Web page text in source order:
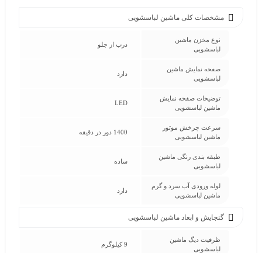
مشخصات کلی ماشین لباسشویی
نوع مخزن ماشین
لباسشویی
درب از جلو
صفحه نمایش ماشین
لباسشویی
دارد
توضیحات صفحه نمایش
ماشین لباسشویی
LED
سرعت چرخش موتور
ماشین لباسشویی
1400 دور در دقیقه
طبقه بندی رنگی ماشین
لباسشویی
ساده
لوله ورودی آب سرد و گرم
ماشین لباسشویی
دارد
گنجایش و ابعاد ماشین لباسشویی
ظرفیت دیگ ماشین
لباسشویی
9 کیلوگرم